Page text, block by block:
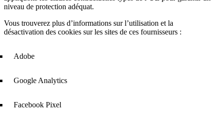
niveau de protection adéquat.
Vous trouverez plus d’informations sur l’utilisation et la
désactivation des cookies sur les sites de ces fournisseurs :
Adobe
Google Analytics
Facebook Pixel